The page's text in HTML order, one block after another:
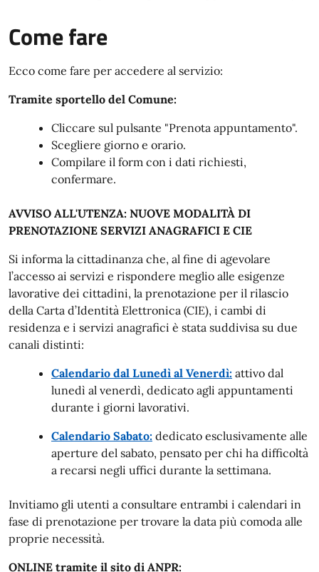
Come fare
Ecco come fare per accedere al servizio:
Tramite sportello del Comune:
Cliccare sul pulsante "Prenota appuntamento".
Scegliere giorno e orario.
Compilare il form con i dati richiesti,
confermare.
AVVISO ALL'UTENZA: NUOVE MODALITÀ DI
PRENOTAZIONE SERVIZI ANAGRAFICI E CIE
Si informa la cittadinanza che, al fine di agevolare
l’accesso ai servizi e rispondere meglio alle esigenze
lavorative dei cittadini, la prenotazione per il rilascio
della Carta d’Identità Elettronica (CIE), i cambi di
residenza e i servizi anagrafici è stata suddivisa su due
canali distinti:
Calendario dal Lunedì al Venerdì: attivo dal
lunedì al venerdì, dedicato agli appuntamenti
durante i giorni lavorativi.
Calendario Sabato: dedicato esclusivamente alle
aperture del sabato, pensato per chi ha difficoltà
a recarsi negli uffici durante la settimana.
Invitiamo gli utenti a consultare entrambi i calendari in
fase di prenotazione per trovare la data più comoda alle
proprie necessità.
ONLINE tramite il sito di ANPR: